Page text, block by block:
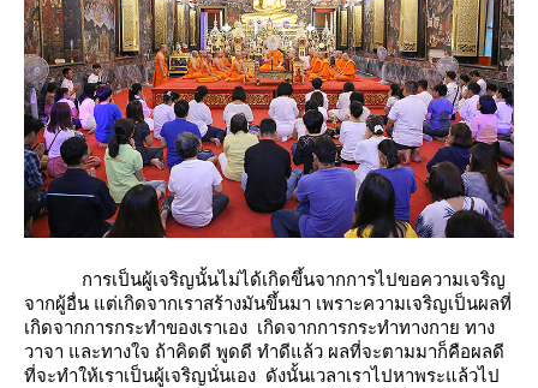
การเป็นผู้เจริญนั้นไม่ได้เกิดขึ้นจากการไปขอความเจริญ
จากผู้อื่น แต่เกิดจากเราสร้างมันขึ้นมา เพราะความเจริญเป็นผลที่
เกิดจากการกระทำของเราเอง เกิดจากการกระทำทางกาย ทาง
วาจา และทางใจ ถ้าคิดดี พูดดี ทำดีแล้ว ผลที่จะตามมาก็คือผลดี
ที่จะทำให้เราเป็นผู้เจริญนั่นเอง ดังนั้นเวลาเราไปหาพระแล้วไป